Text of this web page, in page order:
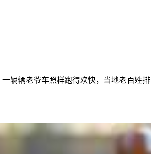
辆辆老爷车照样跑得欢快，当地老百姓